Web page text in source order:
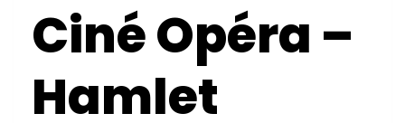
Ciné Opéra –
Hamlet